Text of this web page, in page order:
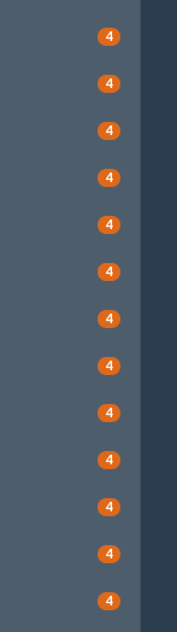
4
4
4
4
4
4
4
4
4
4
4
4
4